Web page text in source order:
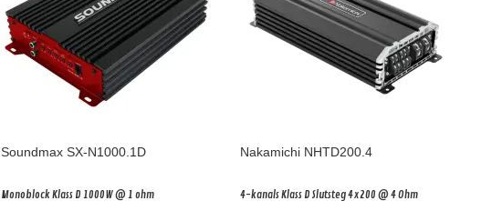
Soundmax SX-N1000.1D
Monoblock Klass D 1000W @ 1 ohm
Nakamichi NHTD200.4
4-kanals Klass D Slutsteg 4x200 @ 4 Ohm